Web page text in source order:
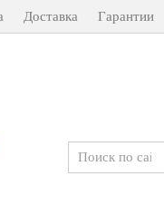
Доставка Гарантии